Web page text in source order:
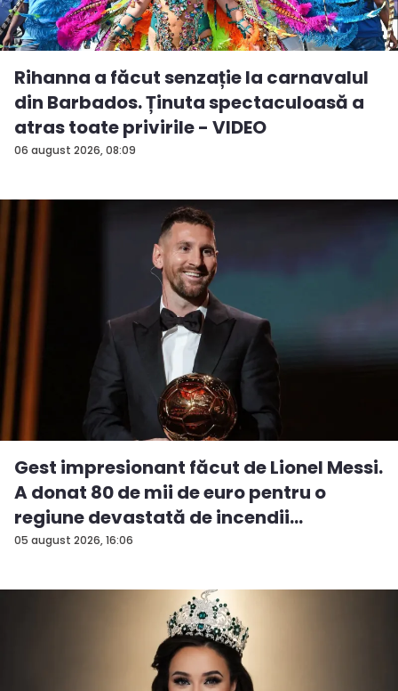
06 august 2026, 08:09
Rihanna a făcut senzație la carnavalul
din Barbados. Ținuta spectaculoasă a
atras toate privirile - VIDEO
05 august 2026, 16:06
Gest impresionant făcut de Lionel Messi.
A donat 80 de mii de euro pentru o
regiune devastată de incendii